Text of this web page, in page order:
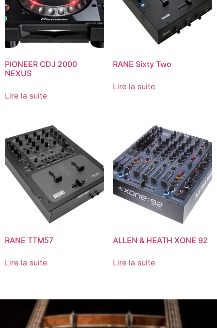
PIONEER CDJ 2000
NEXUS
Lire la suite
RANE Sixty Two
Lire la suite
RANE TTM57
Lire la suite
ALLEN & HEATH XONE 92
Lire la suite